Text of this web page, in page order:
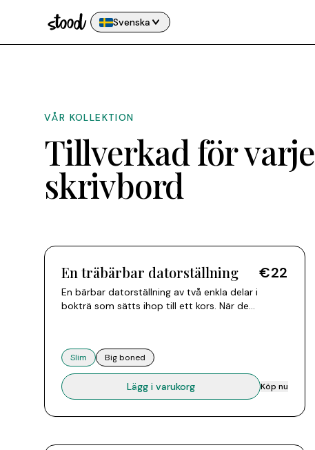
Svenska
VÅR KOLLEKTION
Tillverkad för varje
skrivbord
En träbärbar datorställning
En bärbar datorställning av två enkla delar i
bokträ som sätts ihop till ett kors. När den
Passar alla bärbara datorer från 10 till 15
tum.
€22
Slim Big boned
Lägg i varukorg Köp nu